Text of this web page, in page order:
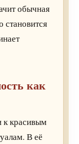
обычная
становится
как
к красивым
В её